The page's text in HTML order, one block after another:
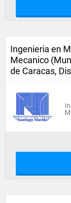
Ingenieria en
Mecanico
de Caracas,